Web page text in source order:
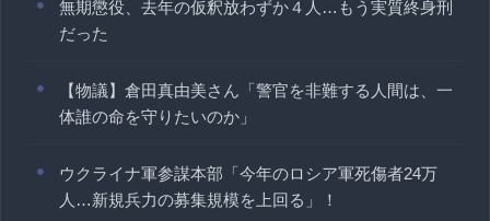
無期懲役、去年の仮釈放わずか４人…もう実質終身刑
だった
【物議】倉田真由美さん「警官を非難する人間は、一
体誰の命を守りたいのか」
ウクライナ軍参謀本部「今年のロシア軍死傷者24万
人…新規兵力の募集規模を上回る」！